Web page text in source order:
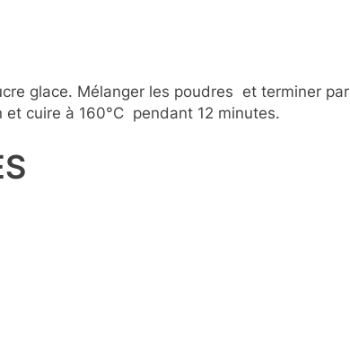
glace. Mélanger les poudres et terminer par
et cuire à 160°C pendant 12 minutes.